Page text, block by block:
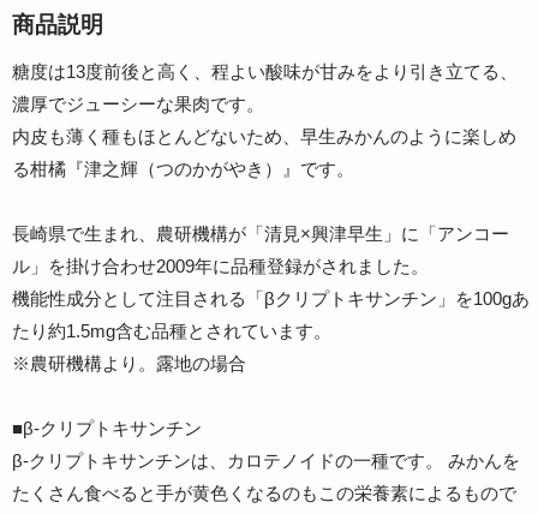
商品説明
糖度は13度前後と高く、程よい酸味が甘みをより引き立てる、
濃厚でジューシーな果肉です。
内皮も薄く種もほとんどないため、早生みかんのように楽しめ
る柑橘『津之輝（つのかがやき）』です。
長崎県で生まれ、農研機構が「清見×興津早生」に「アンコー
ル」を掛け合わせ2009年に品種登録がされました。
機能性成分として注目される「βクリプトキサンチン」を100gあ
たり約1.5mg含む品種とされています。
※農研機構より。露地の場合
■β-クリプトキサンチン
β-クリプトキサンチンは、カロテノイドの一種です。 みかんを
たくさん食べると手が黄色くなるのもこの栄養素によるもので